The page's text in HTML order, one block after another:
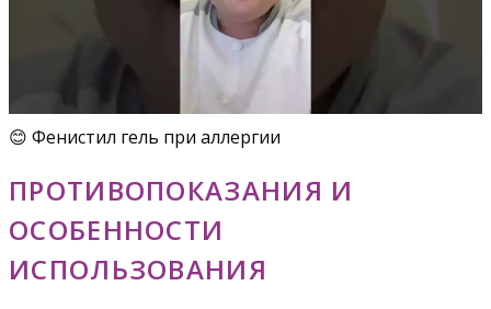
😊 Фенистил гель при аллергии
ПРОТИВОПОКАЗАНИЯ И
ОСОБЕННОСТИ
ИСПОЛЬЗОВАНИЯ